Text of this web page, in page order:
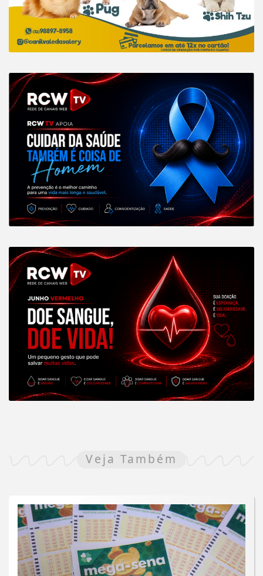
Veja Também